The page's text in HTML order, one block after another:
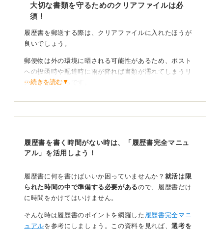
大切な書類を守るためのクリアファイルは必
須！
履歴書を郵送する際は、クリアファイルに入れたほうが
良いでしょう。
郵便物は外の環境に晒される可能性があるため、ポスト
への投函時や配達時に雨が降れば書類が濡れてしまうリ
スクがあるからです。
清潔感のあるファイルで丁寧な姿勢をアピールしよ
う
使用するファイルは、100円ショップなどで購入できる
安価なもので十分です。
もの、キャラクターが描かれたものは避けるようにしま
しょう。
⋯続きを読む▼
履歴書を書く時間がない時は、「履歴書完全マニュ
アル」を活用しよう！
履歴書に何を書けばいいか困っていませんか？ 就活は限
られた時間の中で準備する必要があるので、履歴書だけ
に時間をかけてはいけません。
そんな時は履歴書のポイントを網羅した 履歴書完全マニ
ュアルを参考にしましょう。この資料を見れば、選考を